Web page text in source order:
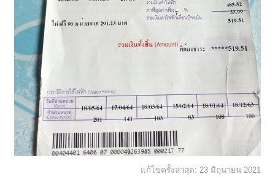
แก้ไขครั้งล่าสุด: 23 มิถุนายน 2021